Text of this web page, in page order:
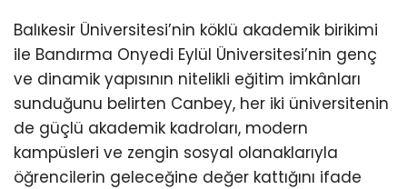
Balıkesir Üniversitesi’nin köklü akademik birikimi
ile Bandırma Onyedi Eylül Üniversitesi’nin genç
ve dinamik yapısının nitelikli eğitim imkânları
sunduğunu belirten Canbey, her iki üniversitenin
de güçlü akademik kadroları, modern
kampüsleri ve zengin sosyal olanaklarıyla
öğrencilerin geleceğine değer kattığını ifade